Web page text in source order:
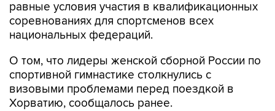
равные условия участия в квалификационных
соревнованиях для спортсменов всех
национальных федераций.
О том, что лидеры женской сборной России по
спортивной гимнастике столкнулись с
визовыми проблемами перед поездкой в
Хорватию, сообщалось ранее.